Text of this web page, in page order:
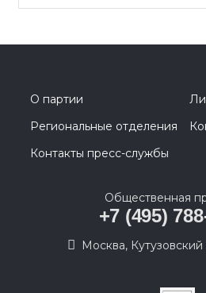
О партии
Региональные отделения
Контакты пресс-службы
Общественная
+7 (495)
Москва,